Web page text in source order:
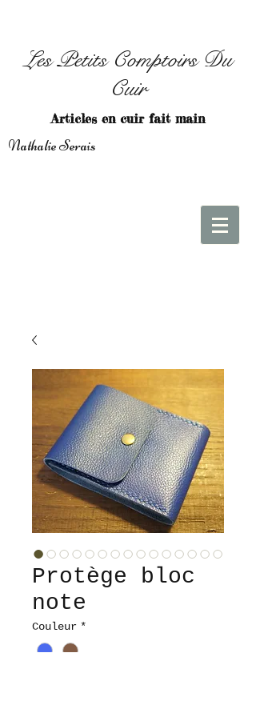
Les Petits Comptoirs Du
Cuir
Articles en cuir fait main
Nathalie Serais
Protège bloc
note
Couleur *